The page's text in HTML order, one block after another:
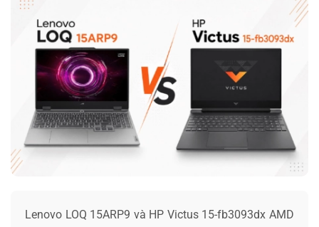
Lenovo LOQ 15ARP9 và HP Victus 15-fb3093dx AMD